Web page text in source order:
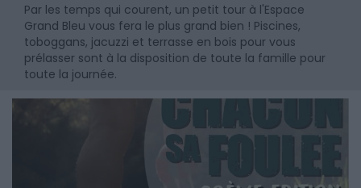
Par les temps qui courent, un petit tour à l'Espace
Grand Bleu vous fera le plus grand bien ! Piscines,
toboggans, jacuzzi et terrasse en bois pour vous
prélasser sont à la disposition de toute la famille pour
toute la journée.